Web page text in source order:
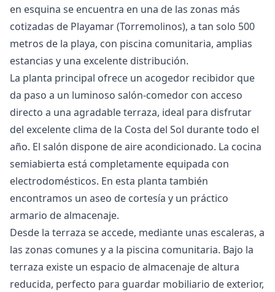
en esquina se encuentra en una de las zonas más
cotizadas de Playamar (Torremolinos), a tan solo 500
metros de la playa, con piscina comunitaria, amplias
estancias y una excelente distribución.
La planta principal ofrece un acogedor recibidor que
da paso a un luminoso salón-comedor con acceso
directo a una agradable terraza, ideal para disfrutar
del excelente clima de la Costa del Sol durante todo el
año. El salón dispone de aire acondicionado. La cocina
semiabierta está completamente equipada con
electrodomésticos. En esta planta también
encontramos un aseo de cortesía y un práctico
armario de almacenaje.
Desde la terraza se accede, mediante unas escaleras, a
las zonas comunes y a la piscina comunitaria. Bajo la
terraza existe un espacio de almacenaje de altura
reducida, perfecto para guardar mobiliario de exterior,